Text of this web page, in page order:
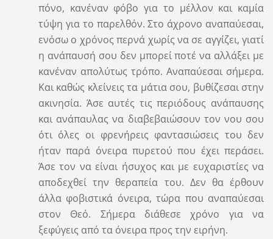
πόνο, κανέναν φόβο για το μέλλον και καμία
τύψη για το παρελθόν. Στο άχρονο αναπαύεσαι,
ενόσω ο χρόνος περνά χωρίς να σε αγγίζει, γιατί
η ανάπαυσή σου δεν μπορεί ποτέ να αλλάξει με
κανέναν απολύτως τρόπο. Αναπαύεσαι σήμερα.
Και καθώς κλείνεις τα μάτια σου, βυθίζεσαι στην
ακινησία. Άσε αυτές τις περιόδους ανάπαυσης
και ανάπαυλας να διαβεβαιώσουν τον νου σου
ότι όλες οι φρενήρεις φαντασιώσεις του δεν
ήταν παρά όνειρα πυρετού που έχει περάσει.
Άσε τον να είναι ήσυχος και με ευχαριστίες να
αποδεχθεί την θεραπεία του. Δεν θα έρθουν
άλλα φοβιστικά όνειρα, τώρα που αναπαύεσαι
στον Θεό. Σήμερα διάθεσε χρόνο για να
ξεφύγεις από τα όνειρα προς την ειρήνη.